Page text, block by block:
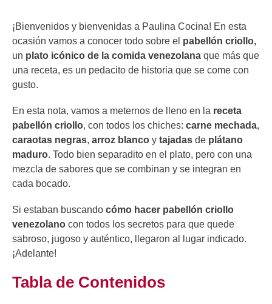
¡Bienvenidos y bienvenidas a Paulina Cocina! En esta
ocasión vamos a conocer todo sobre el pabellón criollo,
un plato icónico de la comida venezolana que más que
una receta, es un pedacito de historia que se come con
gusto.
En esta nota, vamos a meternos de lleno en la receta
pabellón criollo, con todos los chiches: carne mechada,
caraotas negras, arroz blanco y tajadas de plátano
maduro. Todo bien separadito en el plato, pero con una
mezcla de sabores que se combinan y se integran en
cada bocado.
Si estaban buscando cómo hacer pabellón criollo
venezolano con todos los secretos para que quede
sabroso, jugoso y auténtico, llegaron al lugar indicado.
¡Adelante!
Tabla de Contenidos